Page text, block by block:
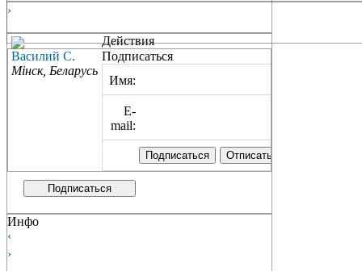
›
Вacилий С.
Мінск, Беларусь
Действия
Подписаться
Имя:
E-
mail:
Подписаться
Инфо
‹
›